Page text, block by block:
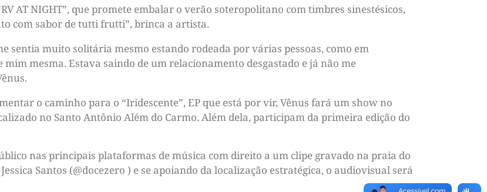
AT NIGHT”, que promete embalar o verão soteropolitano com timbres sinestésicos,
com sabor de tutti frutti”, brinca a artista.
sentia muito solitária mesmo estando rodeada por várias pessoas, como em
mesma. Estava saindo de um relacionamento desgastado e já não me
o caminho para o “Iridescente”, EP que está por vir, Vênus fará um show no
no Santo Antônio Além do Carmo. Além dela, participam da primeira edição do
nas principais plataformas de música com direito a um clipe gravado na praia do
Santos (@docezero ) e se apoiando da localização estratégica, o audiovisual será